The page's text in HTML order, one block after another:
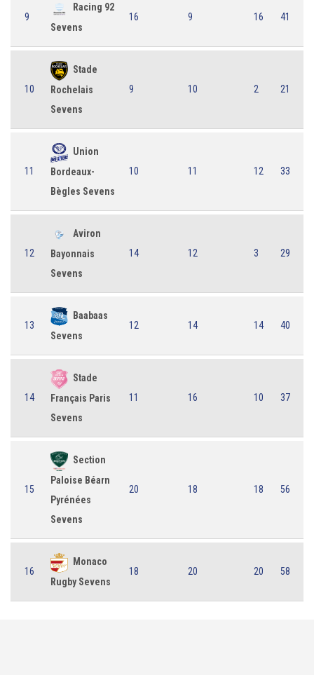
9
Racing 92
Sevens
16 9 16 41
10
Stade
Rochelais
Sevens
9 10 2 21
11
Union
Bordeaux-
Bègles Sevens
10 11 12 33
12
Aviron
Bayonnais
Sevens
14 12 3 29
13
Baabaas
Sevens
12 14 14 40
14
Stade
Français Paris
Sevens
11 16 10 37
15
Section
Paloise Béarn
Pyrénées
Sevens
20 18 18 56
16
Monaco
Rugby Sevens
18 20 20 58